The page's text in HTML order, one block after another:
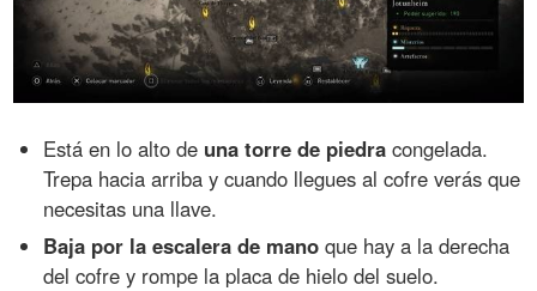
Está en lo alto de una torre de piedra congelada.
Trepa hacia arriba y cuando llegues al cofre verás que
necesitas una llave.
Baja por la escalera de mano que hay a la derecha
del cofre y rompe la placa de hielo del suelo.